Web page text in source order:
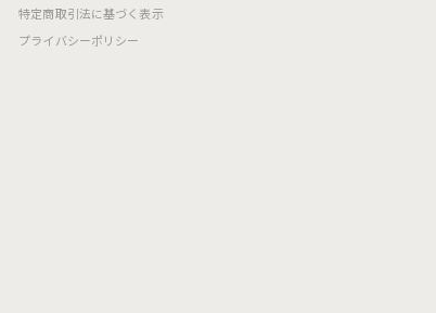
特定商取引法に基づく表示
プライバシーポリシー